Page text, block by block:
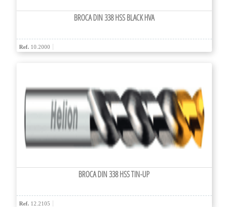
BROCA DIN 338 HSS BLACK HVA
Ref. 10.2000
BROCA DIN 338 HSS TIN-UP
Ref. 12.2105